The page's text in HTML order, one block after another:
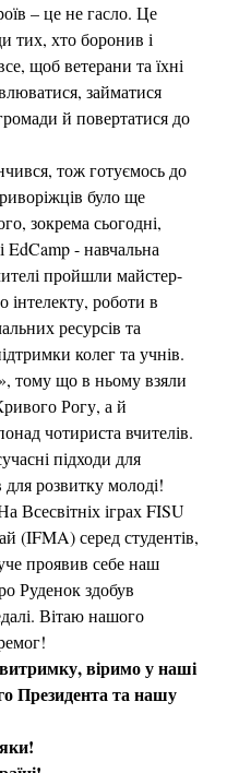
– це не гасло. Це
тих, хто боронив і
щоб ветерани та їхні
займатися
й повертатися до
тож готуємось до
було ще
зокрема сьогодні,
- навчальна
пройшли майстер-
роботи в
ресурсів та
колег та учнів.
тому що в ньому взяли
Рогу, а й
чотириста вчителів.
підходи для
для розвитку молоді!
Всесвітніх іграх FISU
(IFMA) серед студентів,
проявив себе наш
Руденок здобув
Вітаю нашого
віримо у наші
Президента та нашу